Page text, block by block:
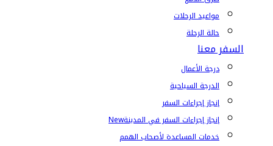
مواعيد الرحلات
حالة الرحلة
السفر معنا
درجة الأعمال
الدرجة السياحية
إنجاز إجراءات السفر
إنجاز إجراءات السفر في المدينةNew
خدمات المساعدة لأصحاب الهمم